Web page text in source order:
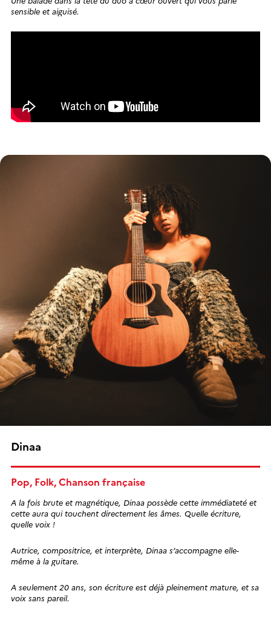
sensible et aiguisé.
Dinaa
Pop, Folk, Chanson française
A la fois brute et magnétique, Dinaa possède cette immédiateté et
cette aura qui touchent directement les âmes. Quelle écriture,
quelle voix !
Autrice, compositrice, et interprète, Dinaa s’accompagne elle-
même à la guitare.
A seulement 20 ans, son écriture est déjà pleinement mature, et sa
voix sans pareil.